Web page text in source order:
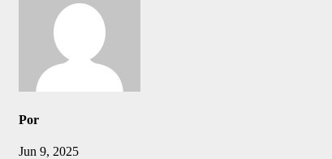
Por
Jun 9, 2025